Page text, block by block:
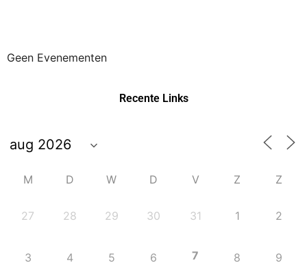
Geen Evenementen
Recente Links
M D W D V Z Z
27 28 29 30 31 1 2
3 4 5 6 7 8 9